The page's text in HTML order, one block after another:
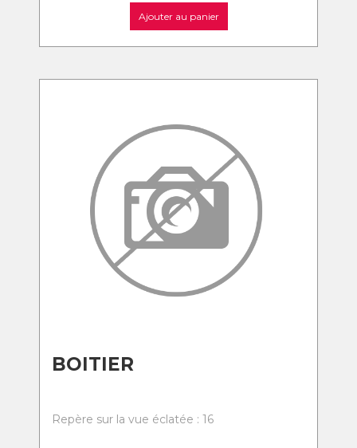
Ajouter au panier
BOITIER
Repère sur la vue éclatée : 16